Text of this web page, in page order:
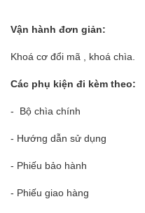
Vận hành đơn giản:
Khoá cơ đổi mã , khoá chìa.
Các phụ kiện đi kèm theo:
- Bộ chìa chính
- Hướng dẫn sử dụng
- Phiếu bảo hành
- Phiếu giao hàng